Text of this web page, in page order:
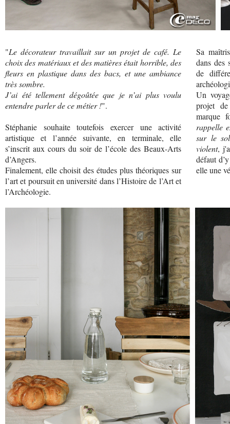
"Le décorateur travaillait sur un projet de café. Le
choix des matériaux et des matières était horrible, des
fleurs en plastique dans des bacs, et une ambiance
très sombre.
J’ai été tellement dégoûtée que je n’ai plus voulu
entendre parler de ce métier !".
Stéphanie souhaite toutefois exercer une activité
artistique et l’année suivante, en terminale, elle
s’inscrit aux cours du soir de l’école des Beaux-Arts
d’Angers.
Finalement, elle choisit des études plus théoriques sur
l’art et poursuit en université dans l’Histoire de l’Art et
l’Archéologie.
Sa
dans des
de
Un
projet
marque
rappelle
sur le
violent,
défaut
elle une